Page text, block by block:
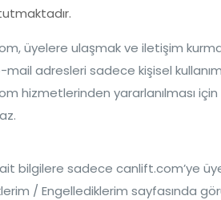
tutmaktadır.
üyelere ulaşmak ve iletişim
adresleri sadece kişisel
hizmetlerinden yararlanılması
bilgilere sadece canlift.com’ye
/ Engellediklerim sayfasında